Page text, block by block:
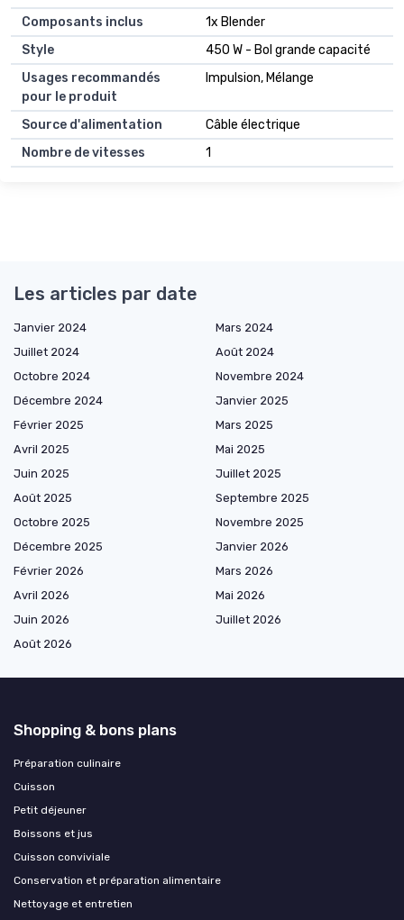
Composants inclus
1x Blender
Style
450 W - Bol grande capacité
Usages recommandés
pour le produit
Impulsion, Mélange
Source d'alimentation
Câble électrique
Nombre de vitesses
1
Les articles par date
Janvier 2024
Mars 2024
Juillet 2024
Août 2024
Octobre 2024
Novembre 2024
Décembre 2024
Janvier 2025
Février 2025
Mars 2025
Avril 2025
Mai 2025
Juin 2025
Juillet 2025
Août 2025
Septembre 2025
Octobre 2025
Novembre 2025
Décembre 2025
Janvier 2026
Février 2026
Mars 2026
Avril 2026
Mai 2026
Juin 2026
Juillet 2026
Août 2026
Shopping & bons plans
Préparation culinaire
Cuisson
Petit déjeuner
Boissons et jus
Cuisson conviviale
Conservation et préparation alimentaire
Nettoyage et entretien